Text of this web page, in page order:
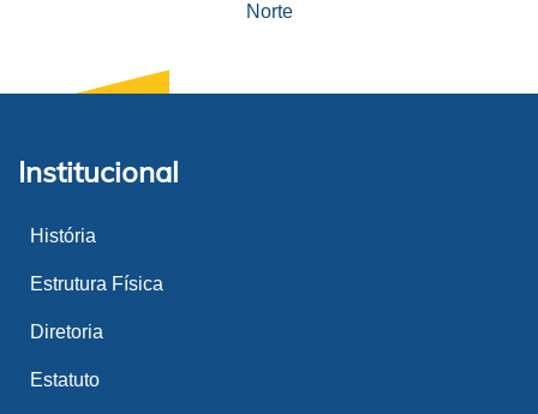
Norte
Institucional
História
Estrutura Física
Diretoria
Estatuto